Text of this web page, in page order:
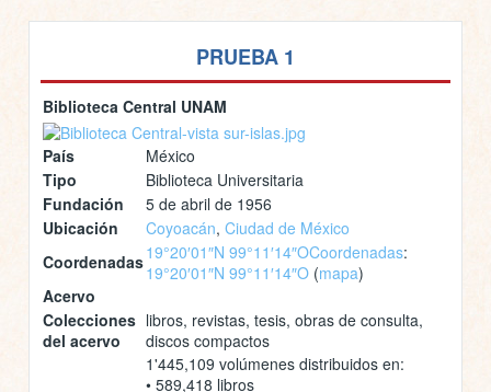
PRUEBA 1
Biblioteca Central UNAM
País
México
Tipo
Biblioteca Universitaria
Fundación
5 de abril de 1956
Ubicación
Coyoacán, Ciudad de México
Coordenadas19°20′01″N 99°11′14″OCoordenadas:
19°20′01″N 99°11′14″O (mapa)
Acervo
Colecciones
del acervo
libros, revistas, tesis, obras de consulta,
discos compactos
1'445,109 volúmenes distribuidos en:
• 589,418 libros